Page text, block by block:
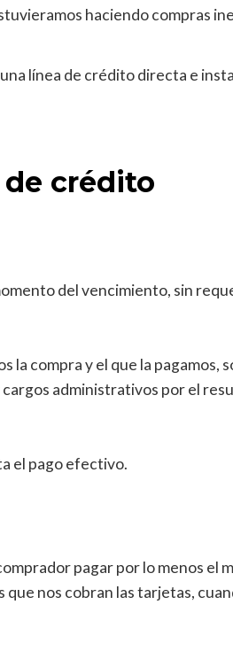
haciendo compras
línea de crédito directa e
crédito
del vencimiento, sin
compra y el que la pagamos,
administrativos por el
el pago efectivo.
pagar por lo menos el
nos cobran las tarjetas,